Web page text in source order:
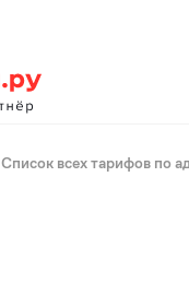
Список всех тарифов по